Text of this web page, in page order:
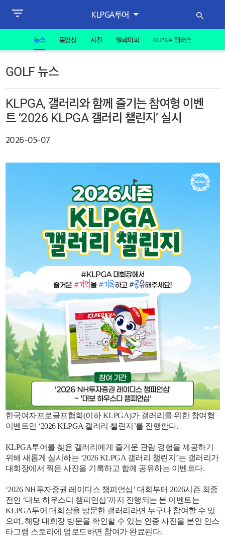
KLPGA투어
뉴스 동영상 사진 월페이퍼 KLPGA 멤버스
GOLF 뉴스
KLPGA, 갤러리와 함께 즐기는 참여형 이벤
트 ‘2026 KLPGA 갤러리 챌린지’ 실시
2026-05-07
한국여자프로골프협회(이하 KLPGA)가 갤러리를 위한 참여형
이벤트인 ‘2026 KLPGA 갤러리 챌린지’를 진행한다.
KLPGA투어를 찾은 갤러리에게 즐거운 관람 경험을 제공하기
위해 새롭게 실시하는 ‘2026 KLPGA 갤러리 챌린지’는 갤러리가
대회장에서 찍은 사진을 기록하고 함께 공유하는 이벤트다.
‘2026 NH투자증권 레이디스 챔피언십’ 대회부터 2026시즌 최종
전인 ‘대보 하우스디 챔피언십’까지 진행되는 본 이벤트는
KLPGA투어 대회장을 방문한 갤러리라면 누구나 참여할 수 있
으며, 해당 대회장 방문을 확인할 수 있는 인증 사진을 본인 인스
타그램 스토리에 업로드하면 참여가 완료된다.